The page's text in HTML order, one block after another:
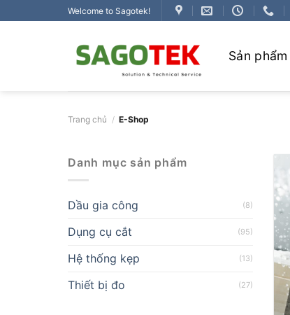
qua
Welcome to Sagotek!
Sản phẩm
Trang chủ / E-Shop
Danh mục sản phẩm
Dầu gia công (8)
Dụng cụ cắt (95)
Hệ thống kẹp (13)
Thiết bị đo (27)